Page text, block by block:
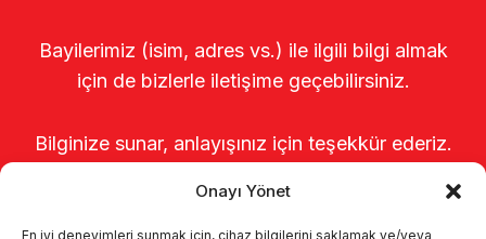
Onayı Yönet
En iyi deneyimleri sunmak için, cihaz bilgilerini saklamak ve/veya
Bayilerimiz (isim, adres vs.) ile ilgili bilgi almak
için de bizlerle iletişime geçebilirsiniz.
Bilginize sunar, anlayışınız için teşekkür ederiz.